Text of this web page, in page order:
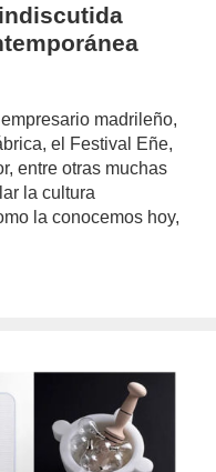
madrileño,
el Festival Eñe,
entre otras muchas
la cultura
la conocemos hoy,
author/redaccion/